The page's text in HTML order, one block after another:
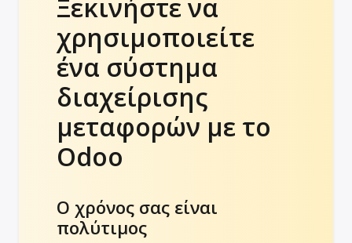
Ξεκινήστε να
χρησιμοποιείτε
ένα σύστημα
διαχείρισης
μεταφορών με το
Odoo
Ο χρόνος σας είναι
πολύτιμος